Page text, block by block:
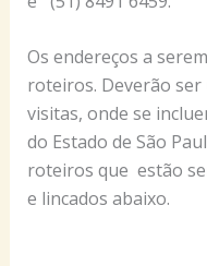
Os endereços a
roteiros. Deverão
visitas, onde se
do Estado de São
roteiros que estão
e lincados abaixo.